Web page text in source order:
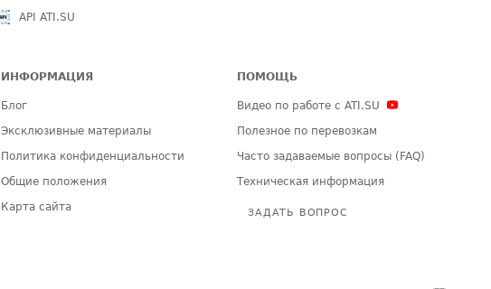
API ATI.SU
ИНФОРМАЦИЯ
Блог
Эксклюзивные материалы
Политика конфиденциальности
Общие положения
Карта сайта
ПОМОЩЬ
Видео по работе с ATI.SU
Полезное по перевозкам
Часто задаваемые вопросы (FAQ)
Техническая информация
ЗАДАТЬ ВОПРОС